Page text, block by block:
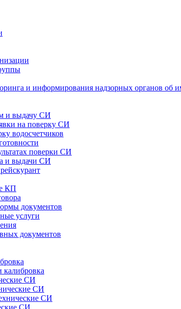
и информирования надзорных органов об
и выдачу СИ
на поверку СИ
водосчетчиков
поверки СИ
и выдачи СИ
КП
документов
услуги
документов
калибровка
СИ
СИ
СИ
СИ